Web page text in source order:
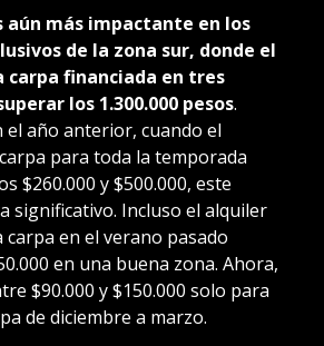
aún más impactante en los
de la zona sur, donde el
carpa financiada en tres
los 1.300.000 pesos.
el año anterior, cuando el
para toda la temporada
$260.000 y $500.000, este
significativo. Incluso el alquiler
carpa en el verano pasado
en una buena zona. Ahora,
$90.000 y $150.000 solo para
de diciembre a marzo.